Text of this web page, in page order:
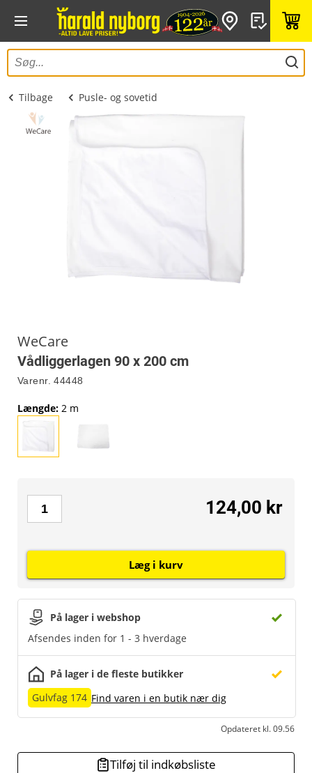
Tilbage Pusle- og sovetid
WeCare
Vådliggerlagen 90 x 200 cm
Varenr. 44448
Længde: 2 m
På lager i webshop
Afsendes inden for 1 - 3 hverdage
På lager i de fleste butikker
Gulvfag 174 Find varen i en butik nær dig
Opdateret kl. 09.56
124,00 kr
Læg i kurv
Tilføj til indkøbsliste